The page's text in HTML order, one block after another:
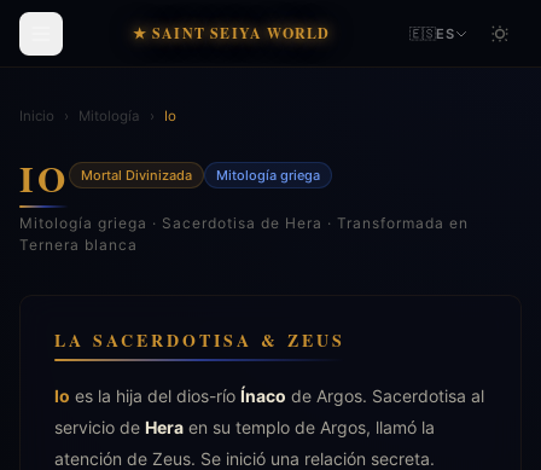
★ SAINT SEIYA WORLD 🇪🇸ES
Inicio › Mitología › Io
IO Mortal Divinizada Mitología griega
Mitología griega · Sacerdotisa de Hera · Transformada en
Ternera blanca
LA SACERDOTISA & ZEUS
Io es la hija del dios-río Ínaco de Argos. Sacerdotisa al
servicio de Hera en su templo de Argos, llamó la
atención de Zeus. Se inició una relación secreta.